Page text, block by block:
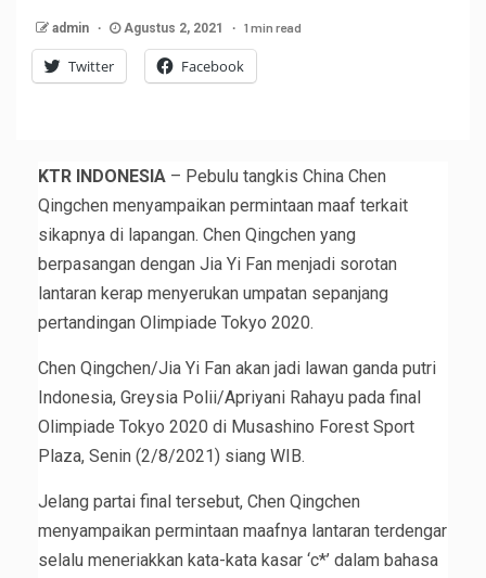
admin Agustus 2, 2021 1 min read
Twitter Facebook
KTR INDONESIA – Pebulu tangkis China Chen
Qingchen menyampaikan permintaan maaf terkait
sikapnya di lapangan. Chen Qingchen yang
berpasangan dengan Jia Yi Fan menjadi sorotan
lantaran kerap menyerukan umpatan sepanjang
pertandingan Olimpiade Tokyo 2020.
Chen Qingchen/Jia Yi Fan akan jadi lawan ganda putri
Indonesia, Greysia Polii/Apriyani Rahayu pada final
Olimpiade Tokyo 2020 di Musashino Forest Sport
Plaza, Senin (2/8/2021) siang WIB.
Jelang partai final tersebut, Chen Qingchen
menyampaikan permintaan maafnya lantaran terdengar
selalu meneriakkan kata-kata kasar ‘c*’ dalam bahasa